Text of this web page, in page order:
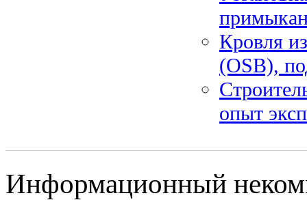
Кровля
(OSB),
опыт
Информационный